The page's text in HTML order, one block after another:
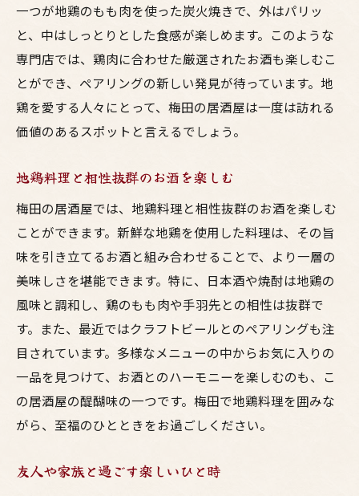
一つが地鶏のもも肉を使った炭火焼きで、外はパリッ
と、中はしっとりとした食感が楽しめます。このような
専門店では、鶏肉に合わせた厳選されたお酒も楽しむこ
とができ、ペアリングの新しい発見が待っています。地
鶏を愛する人々にとって、梅田の居酒屋は一度は訪れる
価値のあるスポットと言えるでしょう。
地鶏料理と相性抜群のお酒を楽しむ
梅田の居酒屋では、地鶏料理と相性抜群のお酒を楽しむ
ことができます。新鮮な地鶏を使用した料理は、その旨
味を引き立てるお酒と組み合わせることで、より一層の
美味しさを堪能できます。特に、日本酒や焼酎は地鶏の
風味と調和し、鶏のもも肉や手羽先との相性は抜群で
す。また、最近ではクラフトビールとのペアリングも注
目されています。多様なメニューの中からお気に入りの
一品を見つけて、お酒とのハーモニーを楽しむのも、こ
の居酒屋の醍醐味の一つです。梅田で地鶏料理を囲みな
がら、至福のひとときをお過ごしください。
友人や家族と過ごす楽しいひと時